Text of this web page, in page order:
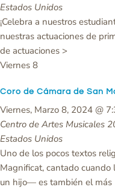
Estados Unidos
¡Celebra a nuestros
nuestras actuaciones de
de actuaciones >
Viernes 8
Coro de Cámara de San
Viernes, Marzo 8, 2024 @
Centro de Artes Musicales
Estados Unidos
Uno de los pocos textos
Magnificat, cantado
un hijo— es también el más